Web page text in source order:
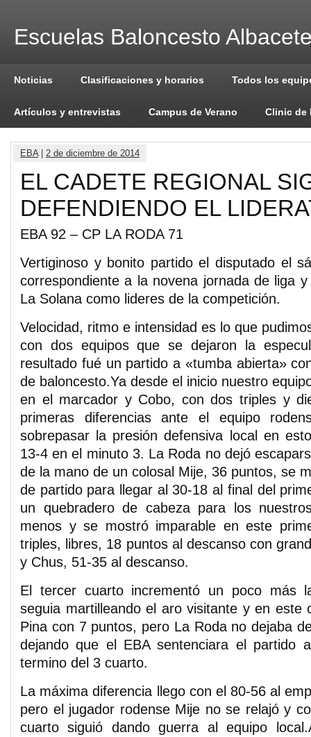
Escuelas Baloncesto
Noticias Clasificaciones y horarios Todos los
Artículos y entrevistas Campus de Verano Clinic de
EBA| 2 de diciembre de 2014
EL CADETE REGIONAL
DEFENDIENDO EL
EBA 92 – CP LA RODA 71
Vertiginoso y bonito partido el disputado el
correspondiente a la novena jornada de liga
La Solana como lideres de la competición.
Velocidad, ritmo e intensidad es lo que
con dos equipos que se dejaron la
resultado fué un partido a «tumba abierta»
de baloncesto.Ya desde el inicio nuestro
en el marcador y Cobo, con dos triples y
primeras diferencias ante el equipo
sobrepasar la presión defensiva local en
13-4 en el minuto 3. La Roda no dejó
de la mano de un colosal Mije, 36 puntos, se
de partido para llegar al 30-18 al final del
un quebradero de cabeza para los
menos y se mostró imparable en este
triples, libres, 18 puntos al descanso con
y Chus, 51-35 al descanso.
El tercer cuarto incrementó un poco más
seguia martilleando el aro visitante y en este
Pina con 7 puntos, pero La Roda no dejaba
dejando que el EBA sentenciara el partido
termino del 3 cuarto.
La máxima diferencia llego con el 80-56 al
pero el jugador rodense Mije no se relajó y
cuarto siguió dando guerra al equipo